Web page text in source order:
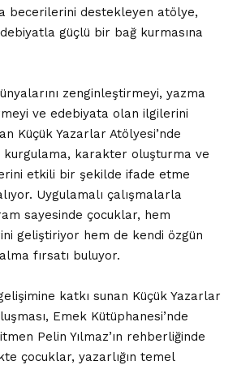
becerilerini destekleyen atölye,
güçlü bir bağ kurmasına
zenginleştirmeyi, yazma
ve edebiyata olan ilgilerini
Küçük Yazarlar Atölyesi’nde
kurgulama, karakter oluşturma ve
etkili bir şekilde ifade etme
Uygulamalı çalışmalarla
sayesinde çocuklar, hem
geliştiriyor hem de kendi özgün
fırsatı buluyor.
katkı sunan Küçük Yazarlar
Emek Kütüphanesi’nde
Pelin Yılmaz’ın rehberliğinde
çocuklar, yazarlığın temel